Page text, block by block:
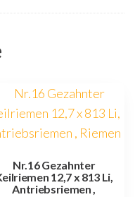
Nr.16 Gezahnter
12,7 x 813 Li,
Antriebsriemen ,